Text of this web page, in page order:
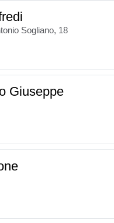
Sogliano, 18
Giuseppe